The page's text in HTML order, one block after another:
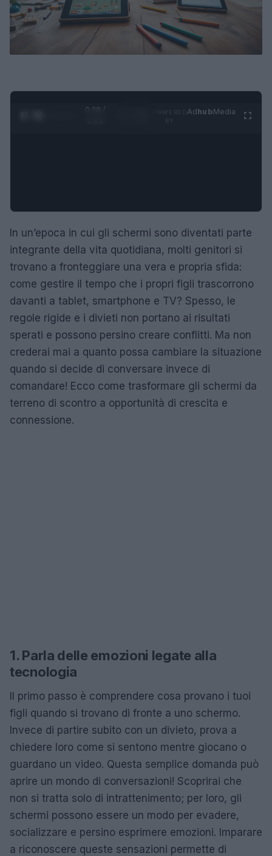
0:28 /
AdhubMedia
In un’epoca in cui gli schermi sono diventati parte
integrante della vita quotidiana, molti genitori si
trovano a fronteggiare una vera e propria sfida:
come gestire il tempo che i propri figli trascorrono
davanti a tablet, smartphone e TV? Spesso, le
regole rigide e i divieti non portano ai risultati
sperati e possono persino creare conflitti. Ma non
crederai mai a quanto possa cambiare la situazione
quando si decide di conversare invece di
comandare! Ecco come trasformare gli schermi da
terreno di scontro a opportunità di crescita e
connessione.
1. Parla delle emozioni legate alla
tecnologia
Il primo passo è comprendere cosa provano i tuoi
figli quando si trovano di fronte a uno schermo.
Invece di partire subito con un divieto, prova a
chiedere loro come si sentono mentre giocano o
guardano un video. Questa semplice domanda può
aprire un mondo di conversazioni! Scoprirai che
non si tratta solo di intrattenimento; per loro, gli
schermi possono essere un modo per evadere,
socializzare e persino esprimere emozioni. Imparare
a riconoscere queste sensazioni permette di